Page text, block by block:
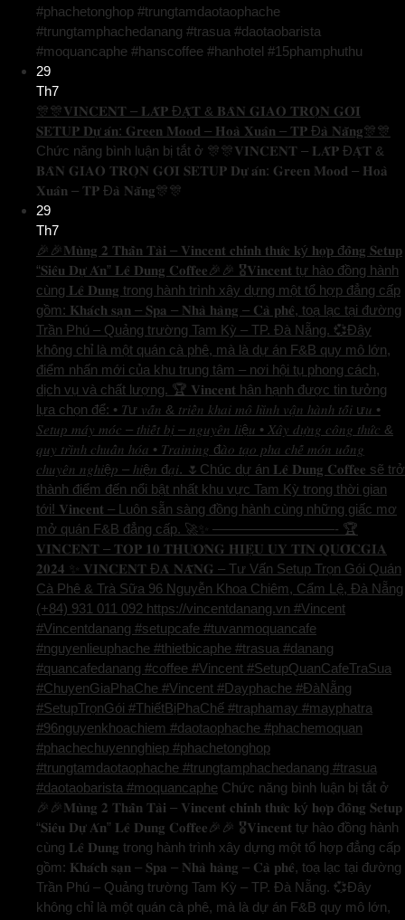
#phachetonghop #trungtamdaotaophache
#trungtamphachedanang #trasua #daotaobarista
#moquancaphe #hanscoffee #hanhotel #15phamphuthu
29
Th7
🎊🎊𝐕𝐈𝐍𝐂𝐄𝐍𝐓 – 𝐋𝐀̆́𝐏 Đ𝐀̣̆𝐓 & 𝐁𝐀̀𝐍 𝐆𝐈𝐀𝐎 𝐓𝐑𝐎̣𝐍 𝐆𝐎́𝐈
𝐒𝐄𝐓𝐔𝐏 𝐃𝐮̛̣ 𝐚́𝐧: 𝐆𝐫𝐞𝐞𝐧 𝐌𝐨𝐨𝐝 – 𝐇𝐨𝐚̀ 𝐗𝐮𝐚̂𝐧 – 𝐓𝐏 Đ𝐚̀ 𝐍𝐚̆̃𝐧𝐠🎊🎊
Chức năng bình luận bị tắt ở 🎊🎊𝐕𝐈𝐍𝐂𝐄𝐍𝐓 – 𝐋𝐀̆́𝐏 Đ𝐀̣̆𝐓 &
𝐁𝐀̀𝐍 𝐆𝐈𝐀𝐎 𝐓𝐑𝐎̣𝐍 𝐆𝐎́𝐈 𝐒𝐄𝐓𝐔𝐏 𝐃𝐮̛̣ 𝐚́𝐧: 𝐆𝐫𝐞𝐞𝐧 𝐌𝐨𝐨𝐝 – 𝐇𝐨𝐚̀
𝐗𝐮𝐚̂𝐧 – 𝐓𝐏 Đ𝐚̀ 𝐍𝐚̆̃𝐧𝐠🎊🎊
29
Th7
🎉🎉𝐌𝐮̀𝐧𝐠 𝟐 𝐓𝐡𝐚̂̀𝐧 𝐓𝐚̀𝐢 – 𝐕𝐢𝐧𝐜𝐞𝐧𝐭 𝐜𝐡𝐢́𝐧𝐡 𝐭𝐡𝐮̛́𝐜 𝐤ý 𝐡𝐨̛̣𝐩 đ𝐨̂̀𝐧𝐠 𝐒𝐞𝐭𝐮𝐩
“𝐒𝐢𝐞̂𝐮 𝐃𝐮̛̣ 𝐀́𝐧” 𝐋𝐞̂ 𝐃𝐮𝐧𝐠 𝐂𝐨𝐟𝐟𝐞𝐞🎉🎉 🎖️𝐕𝐢𝐧𝐜𝐞𝐧𝐭 tự hào đồng hành
cùng 𝐋𝐞̂ 𝐃𝐮𝐧𝐠 trong hành trình xây dựng một tổ hợp đẳng cấp
gồm: 𝐊𝐡𝐚́𝐜𝐡 𝐬𝐚̣𝐧 – 𝐒𝐩𝐚 – 𝐍𝐡𝐚̀ 𝐡𝐚̀𝐧𝐠 – 𝐂𝐚̀ 𝐩𝐡𝐞̂, toạ lạc tại đường
Trần Phú – Quảng trường Tam Kỳ – TP. Đà Nẵng. 💞Đây
không chỉ là một quán cà phê, mà là dự án F&B quy mô lớn,
điểm nhấn mới của khu trung tâm – nơi hội tụ phong cách,
dịch vụ và chất lượng. 🏆 𝐕𝐢𝐧𝐜𝐞𝐧𝐭 hân hạnh được tin tưởng
lựa chọn để: • 𝑇ư 𝑣𝑎̂́𝑛 & 𝑡𝑟𝑖𝑒̂̉𝑛 𝑘ℎ𝑎𝑖 𝑚𝑜̂ ℎ𝑖̀𝑛ℎ 𝑣𝑎̣̂𝑛 ℎ𝑎̀𝑛ℎ 𝑡𝑜̂́𝑖 ư𝑢 •
𝑆𝑒𝑡𝑢𝑝 𝑚𝑎́𝑦 𝑚𝑜́𝑐 – 𝑡ℎ𝑖𝑒̂́𝑡 𝑏𝑖̣ – 𝑛𝑔𝑢𝑦𝑒̂𝑛 𝑙𝑖ệ𝑢 • 𝑋𝑎̂𝑦 𝑑𝑢̛̣𝑛𝑔 𝑐𝑜̂𝑛𝑔 𝑡ℎ𝑢̛́𝑐 &
𝑞𝑢𝑦 𝑡𝑟𝑖̀𝑛ℎ 𝑐ℎ𝑢𝑎̂̉𝑛 ℎ𝑜́𝑎 • 𝑇𝑟𝑎𝑖𝑛𝑖𝑛𝑔 đ𝑎̀𝑜 𝑡𝑎̣𝑜 𝑝ℎ𝑎 𝑐ℎ𝑒̂́ 𝑚𝑜́𝑛 𝑢𝑜̂́𝑛𝑔
𝑐ℎ𝑢𝑦𝑒̂𝑛 𝑛𝑔ℎ𝑖ệ𝑝 – ℎ𝑖ệ𝑛 đ𝑎̣𝑖. 🌷Chúc dự án 𝐋𝐞̂ 𝐃𝐮𝐧𝐠 𝐂𝐨𝐟𝐟𝐞𝐞 sẽ trở
thành điểm đến nổi bật nhất khu vực Tam Kỳ trong thời gian
tới! 𝐕𝐢𝐧𝐜𝐞𝐧𝐭 – Luôn sẵn sàng đồng hành cùng những giấc mơ
mở quán F&B đẳng cấp. 🚀✨ —————————- 🏆
𝐕𝐈𝐍𝐂𝐄𝐍𝐓 – 𝐓𝐎𝐏 𝟏𝟎 𝐓𝐇𝐔̛𝐎̛𝐍𝐆 𝐇𝐈𝐄̣̂𝐔 𝐔𝐘 𝐓𝐈́𝐍 𝐐𝐔𝐎̂́𝐂𝐆𝐈𝐀
𝟐𝟎𝟐𝟒 ✨ 𝐕𝐈𝐍𝐂𝐄𝐍𝐓 Đ𝐀̀ 𝐍𝐀̆̃𝐍𝐆 – Tư Vấn Setup Trọn Gói Quán
Cà Phê & Trà Sữa 96 Nguyễn Khoa Chiêm, Cẩm Lệ, Đà Nẵng
(+84) 931 011 092 https://vincentdanang.vn #Vincent
#Vincentdanang #setupcafe #tuvanmoquancafe
#nguyenlieuphache #thietbicaphe #trasua #danang
#quancafedanang #coffee #Vincent #SetupQuanCafeTraSua
#ChuyenGiaPhaChe #Vincent #Dayphache #ĐàNẵng
#SetupTrọnGói #ThiếtBịPhaChế #traphamay #mayphatra
#96nguyenkhoachiem #daotaophache #phachemoquan
#phachechuyennghiep #phachetonghop
#trungtamdaotaophache #trungtamphachedanang #trasua
#daotaobarista #moquancaphe Chức năng bình luận bị tắt ở
🎉🎉𝐌𝐮̀𝐧𝐠 𝟐 𝐓𝐡𝐚̂̀𝐧 𝐓𝐚̀𝐢 – 𝐕𝐢𝐧𝐜𝐞𝐧𝐭 𝐜𝐡𝐢́𝐧𝐡 𝐭𝐡𝐮̛́𝐜 𝐤ý 𝐡𝐨̛̣𝐩 đ𝐨̂̀𝐧𝐠 𝐒𝐞𝐭𝐮𝐩
“𝐒𝐢𝐞̂𝐮 𝐃𝐮̛̣ 𝐀́𝐧” 𝐋𝐞̂ 𝐃𝐮𝐧𝐠 𝐂𝐨𝐟𝐟𝐞𝐞🎉🎉 🎖️𝐕𝐢𝐧𝐜𝐞𝐧𝐭 tự hào đồng hành
cùng 𝐋𝐞̂ 𝐃𝐮𝐧𝐠 trong hành trình xây dựng một tổ hợp đẳng cấp
gồm: 𝐊𝐡𝐚́𝐜𝐡 𝐬𝐚̣𝐧 – 𝐒𝐩𝐚 – 𝐍𝐡𝐚̀ 𝐡𝐚̀𝐧𝐠 – 𝐂𝐚̀ 𝐩𝐡𝐞̂, toạ lạc tại đường
Trần Phú – Quảng trường Tam Kỳ – TP. Đà Nẵng. 💞Đây
không chỉ là một quán cà phê, mà là dự án F&B quy mô lớn,